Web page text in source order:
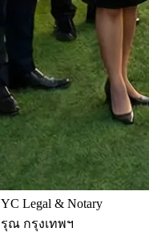
Legal & Notary
รุณ กรุงเทพฯ